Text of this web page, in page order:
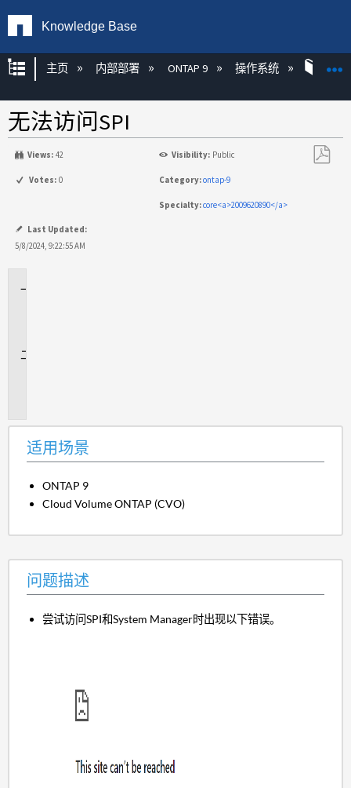
Knowledge Base
扩展/隐缩全局层次
主页 内部部署 ONTAP 9 操作系统
无法访问SPI
Views: 42 Visibility: Public
Votes: 0 Category:ontap-9
Specialty:core<a>2009620890</a>
Last Updated:
5/8/2024, 9:22:55 AM
适用场景
ONTAP 9
Cloud Volume ONTAP (CVO)
问题描述
尝试访问SPI和System Manager时出现以下错误。